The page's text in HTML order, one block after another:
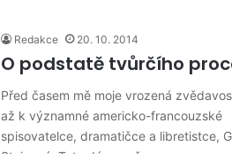
Redakce 20. 10. 2014
O podstatě tvůrčího
Před časem mě moje vrozená
až k významné americko-francouzské
spisovatelce, dramatičce a libretistce,